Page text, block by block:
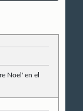
Noel' en el